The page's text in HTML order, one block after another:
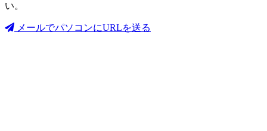
い。
メールでパソコンにURLを送る